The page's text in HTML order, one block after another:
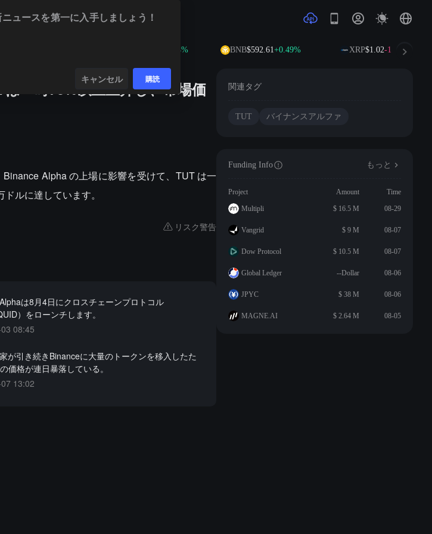
+0.64% BNB$592.61+0.49% XRP$1.02-1.09%
一時70%以上上昇し、市場価
Alpha の上場に影響を受けて、TUT は一
ルに達しています。
リスク警告
は8月4日にクロスチェーンプロトコル
）をローンチします。
08:45
が引き続きBinanceに大量のトークンを移入したた
価格が連日暴落している。
13:02
関連タグ
TUT バイナンスアルファ
Funding Info もっと
Project Amount
Time
Multipli
$ 16.5 M 08-29
Vangrid $ 9 M 08-07
Dow Protocol $ 10.5 M 08-07
Global Ledger --Dollar 08-06
JPYC $ 38 M 08-06
MAGNE.AI $ 2.64 M 08-05
ュースを第一に入手しましょう！
キャンセル 購読